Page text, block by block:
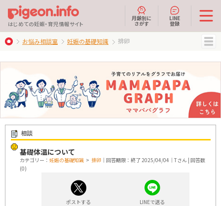
はじめての妊娠・育児情報サイト
月齢別に
さがす
LINE
登録
お悩み相談室 妊娠の基礎知識 排卵
相談
基礎体温について
カテゴリー： 妊娠の基礎知識 > 排卵 ｜回答期限：終了 2025/04/04｜Tさん | 回答数
(0)
ポストする LINEで送る